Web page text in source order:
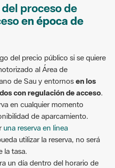
proceso de
en época de
del precio público si se quiere
al Área de
de Sau y entornos en los
con regulación de acceso.
en cualquier momento
de aparcamiento.
una reserva en linea
utilizar la reserva, no será
la tasa.
un día dentro del horario de